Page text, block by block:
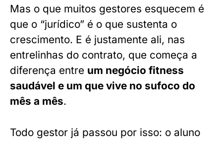
Mas o que muitos gestores esquecem é
que o “jurídico” é o que sustenta o
crescimento. E é justamente ali, nas
entrelinhas do contrato, que começa a
diferença entre um negócio fitness
saudável e um que vive no sufoco do
mês a mês.
Todo gestor já passou por isso: o aluno